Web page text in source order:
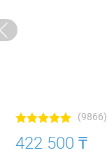
(9866)
422 500 ₸